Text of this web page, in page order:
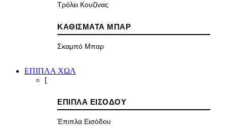
Τρόλει Κουζίνας
ΚΑΘΙΣΜΑΤΑ ΜΠΑΡ
Σκαμπό Μπαρ
ΕΠΙΠΛΑ ΧΩΛ
[
ΕΠΙΠΛΑ ΕΙΣΟΔΟΥ
Έπιπλα Εισόδου